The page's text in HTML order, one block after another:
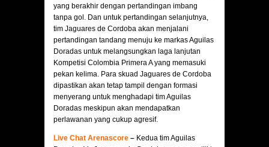
yang berakhir dengan pertandingan imbang
tanpa gol. Dan untuk pertandingan selanjutnya,
tim Jaguares de Cordoba akan menjalani
pertandingan tandang menuju ke markas Aguilas
Doradas untuk melangsungkan laga lanjutan
Kompetisi Colombia Primera A yang memasuki
pekan kelima. Para skuad Jaguares de Cordoba
dipastikan akan tetap tampil dengan formasi
menyerang untuk menghadapi tim Aguilas
Doradas meskipun akan mendapatkan
perlawanan yang cukup agresif.
Live Chat Arenascore – Kedua tim Aguilas